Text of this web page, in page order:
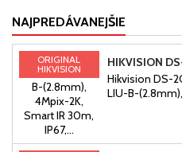
NAJPREDÁVANEJŠIE
ORIGINAL
HIKVISION
Hikvision DS-
LIU-B-